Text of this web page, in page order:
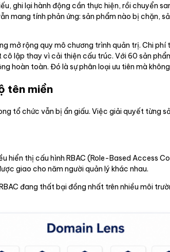
ghi lại hành động cần thực hiện, rồi chuyển
mang tính phản ứng: sản phẩm nào bị chặn,
mở rộng quy mô chương trình quản trị. Chi
lập thay vì cải thiện cấu trúc. Với 60 sản
hoàn toàn. Đó là sự phân loại ưu tiên mà
tên miền
tổ chức vẫn bị ẩn giấu. Việc giải quyết từng
hiển thị cấu hình RBAC (Role-Based Access
giao cho năm người quản lý khác nhau.
đang thất bại đồng nhất trên nhiều môi